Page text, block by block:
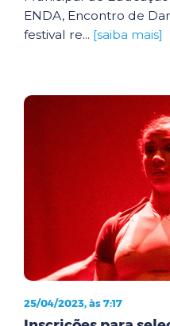
ENDA, Encontro de
festival re... [saiba mais]
25/04/2023, às 7:17